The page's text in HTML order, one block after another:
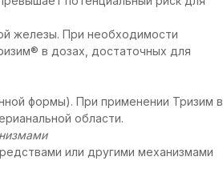
железы. При необходимости
в дозах, достаточных для
формы). При применении Тризим в
области.
или другими механизмами